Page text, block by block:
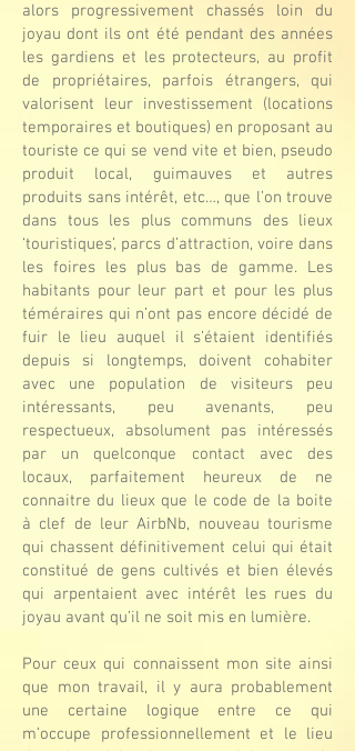
alors progressivement chassés loin du
joyau dont ils ont été pendant des années
les gardiens et les protecteurs, au profit
de propriétaires, parfois étrangers, qui
valorisent leur investissement (locations
temporaires et boutiques) en proposant au
touriste ce qui se vend vite et bien, pseudo
produit local, guimauves et autres
produits sans intérêt, etc…, que l’on trouve
dans tous les plus communs des lieux
‘touristiques’, parcs d’attraction, voire dans
les foires les plus bas de gamme. Les
habitants pour leur part et pour les plus
téméraires qui n’ont pas encore décidé de
fuir le lieu auquel il s’étaient identifiés
depuis si longtemps, doivent cohabiter
avec une population de visiteurs peu
intéressants, peu avenants, peu
respectueux, absolument pas intéressés
par un quelconque contact avec des
locaux, parfaitement heureux de ne
connaitre du lieux que le code de la boite
à clef de leur AirbNb, nouveau tourisme
qui chassent définitivement celui qui était
constitué de gens cultivés et bien élevés
qui arpentaient avec intérêt les rues du
joyau avant qu’il ne soit mis en lumière.
Pour ceux qui connaissent mon site ainsi
que mon travail, il y aura probablement
une certaine logique entre ce qui
m’occupe professionnellement et le lieu